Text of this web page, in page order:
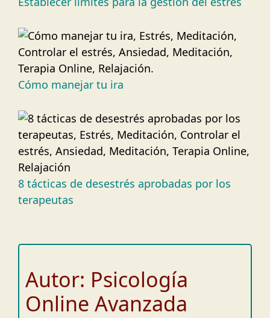
Cómo manejar tu ira
8 tácticas de desestrés aprobadas por los
terapeutas
Autor: Psicología
Online Avanzada